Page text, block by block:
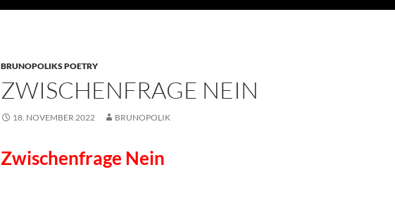
BRUNOPOLIKS POETRY
ZWISCHENFRAGE NEIN
18. NOVEMBER 2022 BRUNOPOLIK
Zwischenfrage Nein